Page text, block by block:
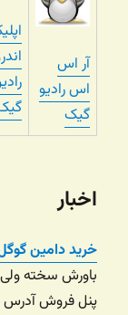
آر اس
اس رادیو
گیک
اخبار
خرید دامین
باورش سخته
پنل فروش آدرس